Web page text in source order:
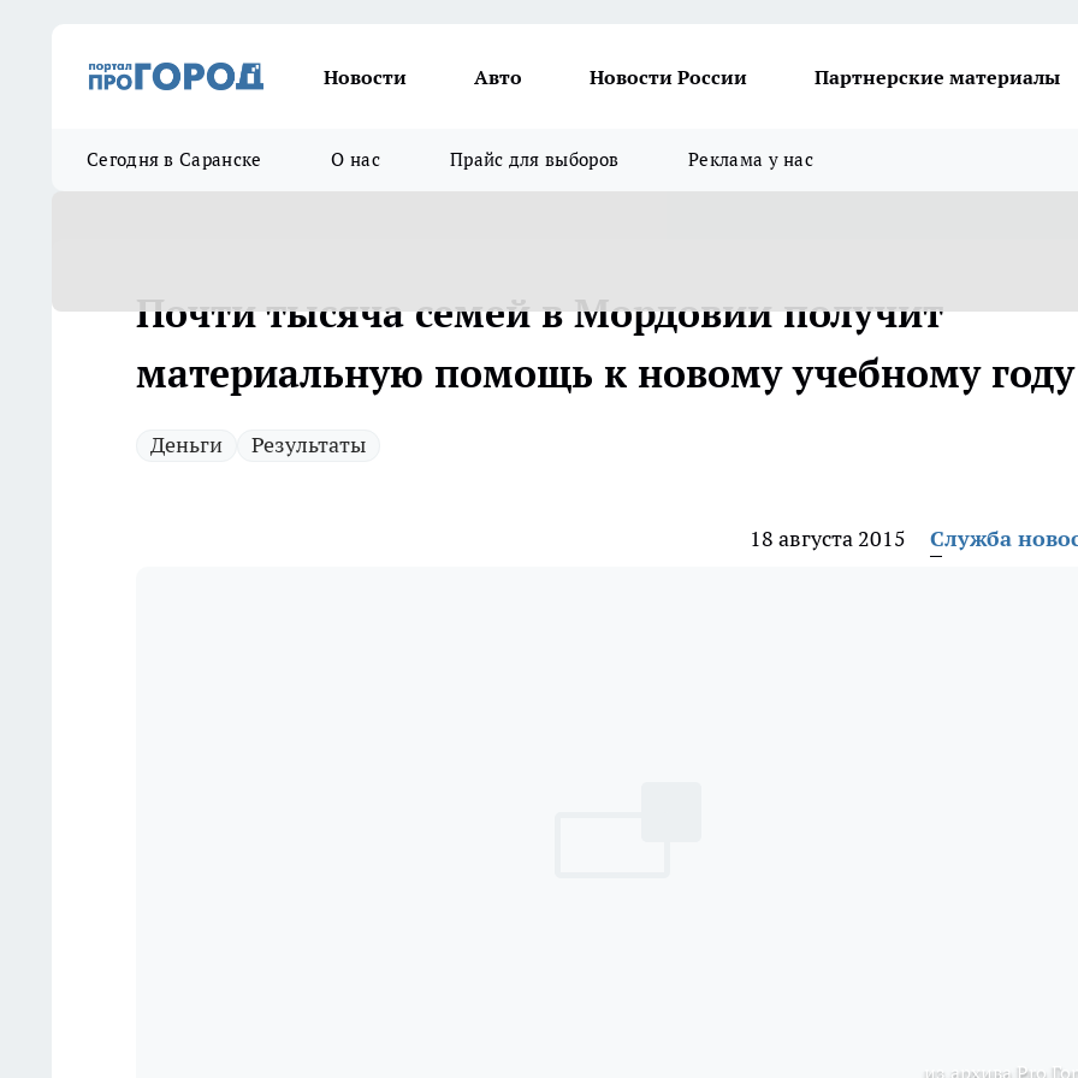
Новости Авто Новости России Партнерские материалы
Сегодня в Саранске О нас Прайс для выборов Реклама у нас
Почти тысяча семей в Мордовии получит
материальную помощь к новому учебному году
Деньги Результаты
18 августа 2015 Служба
из архива Pro